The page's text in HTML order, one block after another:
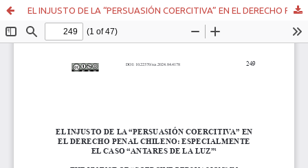
EL INJUSTO DE LA “PERSUASIÓN COERCITIVA” EN EL DERECHO PENAL CHILENO: ESPECIALMENTE EL CASO “ANTARES DE LA LUZ”